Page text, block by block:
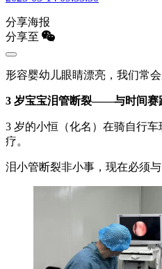
分享海报
分享至
形容婴幼儿眼睛漂亮，我们常
3 岁宝宝泪管断裂——与时间赛
3 岁的小恒（化名）在骑自行
疗。
泪小管断裂非小事，现在必须